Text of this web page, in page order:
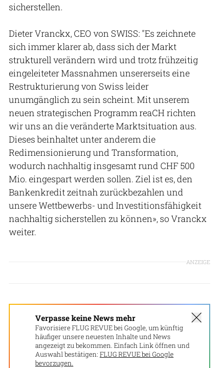
sicherstellen.
Dieter Vranckx, CEO von SWISS: "Es zeichnete
sich immer klarer ab, dass sich der Markt
strukturell verändern wird und trotz frühzeitig
eingeleiteter Massnahmen unsererseits eine
Restrukturierung von Swiss leider
unumgänglich zu sein scheint. Mit unserem
neuen strategischen Programm reaCH richten
wir uns an die veränderte Marktsituation aus.
Dieses beinhaltet unter anderem die
Redimensionierung und Transformation,
wodurch nachhaltig insgesamt rund CHF 500
Mio. eingespart werden sollen. Ziel ist es, den
Bankenkredit zeitnah zurückbezahlen und
unsere Wettbewerbs- und Investitionsfähigkeit
nachhaltig sicherstellen zu können», so Vranckx
weiter.
ANZEIGE
Verpasse keine News mehr
Favorisiere FLUG REVUE bei Google, um künftig
häufiger unsere neuesten Inhalte und News
angezeigt zu bekommen. Einfach Link öffnen und
Auswahl bestätigen: FLUG REVUE bei Google
bevorzugen.